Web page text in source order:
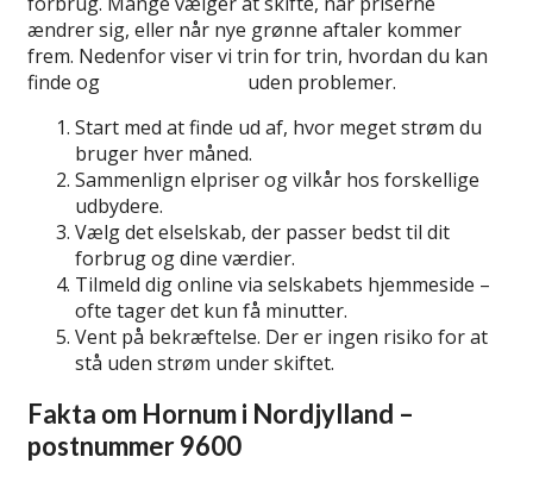
ændrer sig, eller når nye grønne aftaler kommer
frem. Nedenfor viser vi trin for trin, hvordan du kan
finde og
uden problemer.
Start med at finde ud af, hvor meget strøm du
bruger hver måned.
Sammenlign elpriser og vilkår hos forskellige
udbydere.
Vælg det elselskab, der passer bedst til dit
forbrug og dine værdier.
Tilmeld dig online via selskabets hjemmeside –
ofte tager det kun få minutter.
Vent på bekræftelse. Der er ingen risiko for at
stå uden strøm under skiftet.
Fakta om Hornum i Nordjylland –
postnummer 9600